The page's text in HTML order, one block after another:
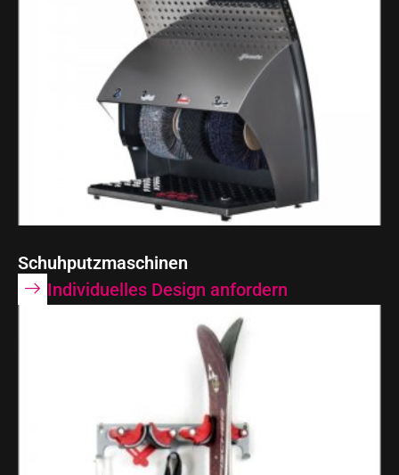
Schuhputzmaschinen
Individuelles Design anfordern